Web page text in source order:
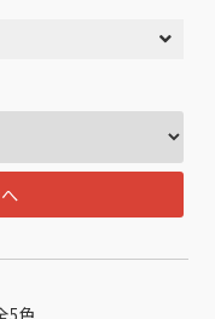
5色